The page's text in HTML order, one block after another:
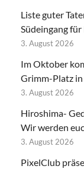
Liste guter
Südeingang
3. August 2026
Im Oktober
Grimm-Platz in
3. August 2026
Hiroshima-
Wir werden
3. August 2026
PixelClub